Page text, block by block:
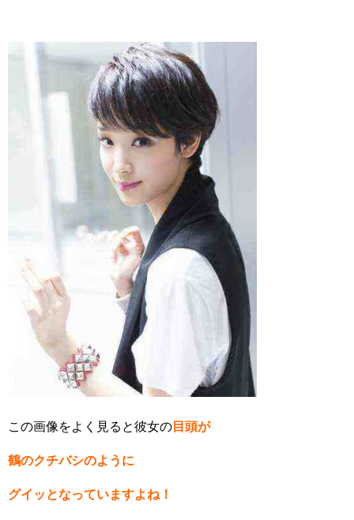
この画像をよく見ると彼女の 目頭が
鶴のクチバシのように
グイッとなっていますよね！